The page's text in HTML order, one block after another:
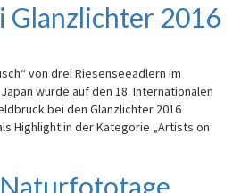
Glanzlichter 2016
von drei Riesenseeadlern im
wurde auf den 18. Internationalen
bei den Glanzlichter 2016
Highlight in der Kategorie „Artists on